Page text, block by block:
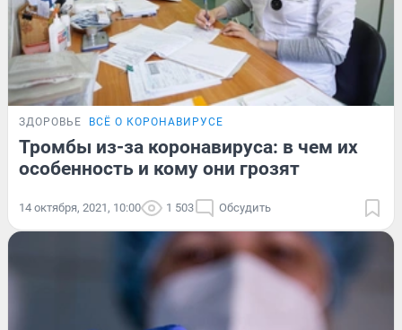
ЗДОРОВЬЕ ВСЁ О КОРОНАВИРУСЕ
Тромбы из-за коронавируса: в чем их
особенность и кому они грозят
14 октября, 2021, 10:00 1 503 Обсудить